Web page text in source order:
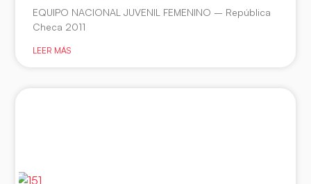
EQUIPO NACIONAL JUVENIL FEMENINO – República
Checa 2011
LEER MÁS